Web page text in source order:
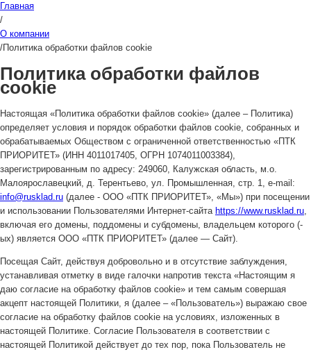
Главная
/
О компании
/Политика обработки файлов cookie
Политика обработки файлов
cookie
Настоящая «Политика обработки файлов cookie» (далее – Политика)
определяет условия и порядок обработки файлов cookie, собранных и
обрабатываемых Обществом с ограниченной ответственностью «ПТК
ПРИОРИТЕТ» (ИНН 4011017405, ОГРН 1074011003384),
зарегистрированным по адресу: 249060, Калужская область, м.о.
Малоярославецкий, д. Терентьево, ул. Промышленная, стр. 1, e-mail:
info@rusklad.ru (далее - ООО «ПТК ПРИОРИТЕТ», «Мы») при посещении
и использовании Пользователями Интернет-сайта https://www.rusklad.ru
включая его домены, поддомены и субдомены, владельцем которого (-
ых) является ООО «ПТК ПРИОРИТЕТ» (далее — Сайт).
Посещая Сайт, действуя добровольно и в отсутствие заблуждения,
устанавливая отметку в виде галочки напротив текста «Настоящим я
даю согласие на обработку файлов cookie» и тем самым совершая
акцепт настоящей Политики, я (далее – «Пользователь») выражаю свое
согласие на обработку файлов cookie на условиях, изложенных в
настоящей Политике. Согласие Пользователя в соответствии с
настоящей Политикой действует до тех пор, пока Пользователь не